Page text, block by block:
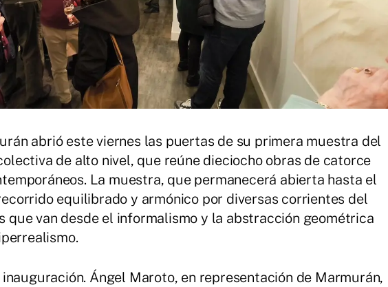
abrió este viernes las puertas de su primera muestra del
de alto nivel, que reúne dieciocho obras de catorce
La muestra, que permanecerá abierta hasta el
equilibrado y armónico por diversas corrientes del
que van desde el informalismo y la abstracción geométrica
Ángel Maroto, en representación de Marmurán,